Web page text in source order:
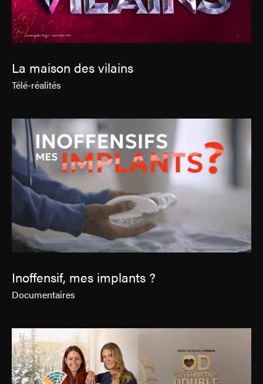
La maison des vilains
Télé-réalités
Inoffensif, mes implants ?
Documentaires